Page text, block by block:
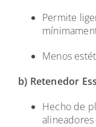
Permite
Menos
b) Retenedor
Hecho de